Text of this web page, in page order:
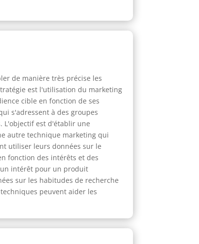
de manière très précise les
est l'utilisation du marketing
cible en fonction de ses
s'adressent à des groupes
L'objectif est d'établir une
autre technique marketing qui
utiliser leurs données sur le
fonction des intérêts et des
intérêt pour un produit
sur les habitudes de recherche
peuvent aider les